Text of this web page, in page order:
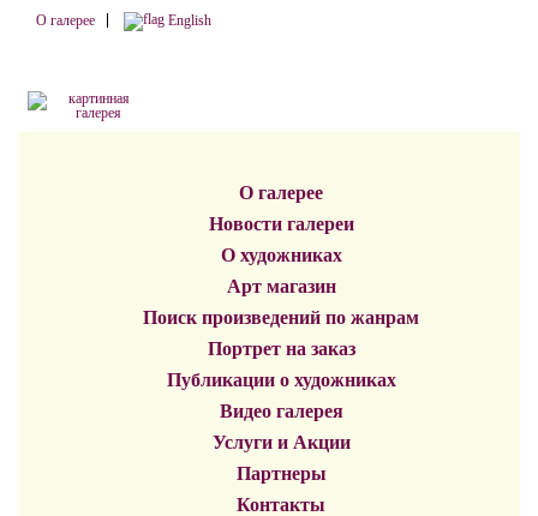
О галерее English
О галерее
Новости галереи
О художниках
Арт магазин
Поиск произведений по жанрам
Портрет на заказ
Публикации о художниках
Видео галерея
Услуги и Акции
Партнеры
Контакты